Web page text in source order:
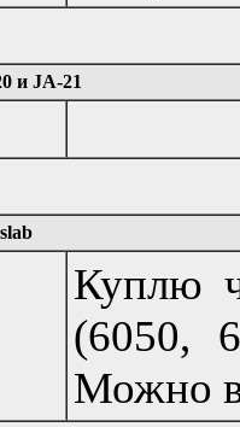
и JA-21
Куплю
(6050,
Можно в